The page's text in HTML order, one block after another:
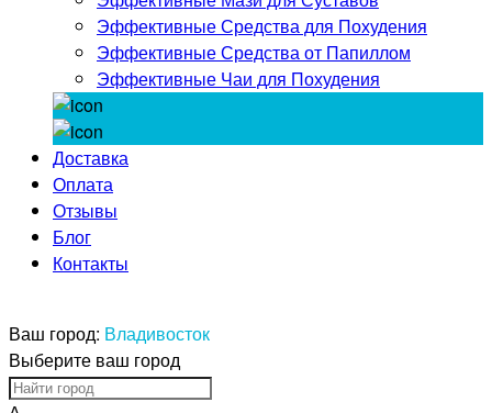
Эффективные Средства для Похудения
Эффективные Средства от Папиллом
Эффективные Чаи для Похудения
Доставка
Оплата
Отзывы
Блог
Контакты
Ваш город: Владивосток
Выберите ваш город